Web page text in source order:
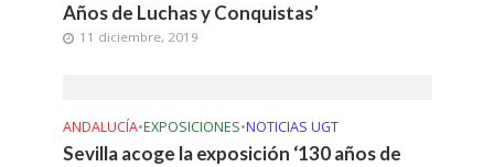
Años de Luchas y Conquistas’
11 diciembre, 2019
ANDALUCÍA•EXPOSICIONES•NOTICIAS UGT
Sevilla acoge la exposición ‘130 años de